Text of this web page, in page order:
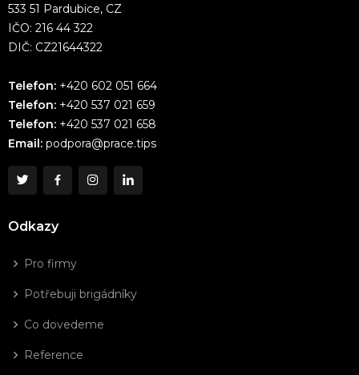
533 51 Pardubice, CZ
IČO: 216 44 322
DIČ: CZ21644322
Telefon: +420 602 051 664
Telefon: +420 537 021 659
Telefon: +420 537 021 658
Email: podpora@prace.tips
Odkazy
Pro firmy
Potřebuji brigádníky
Co dovedeme
Reference